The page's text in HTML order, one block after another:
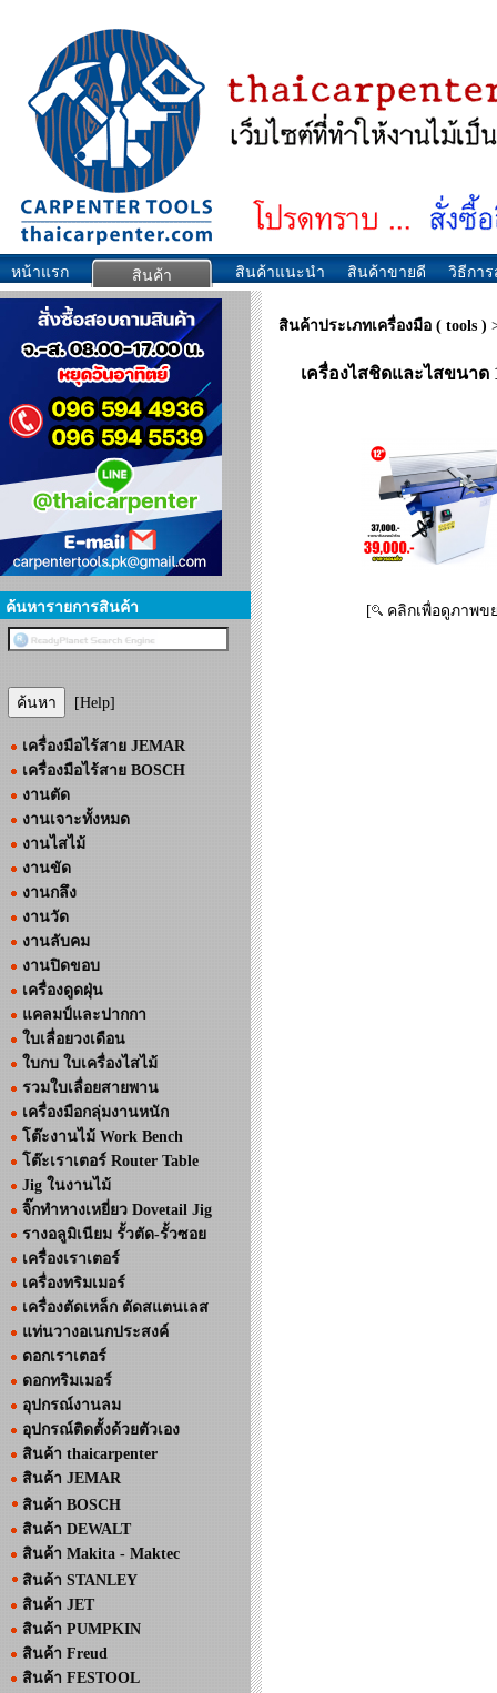
หน้าแรก สินค้า สินค้าแนะนำ สินค้าขายดี วิธีกา
ค้นหารายการสินค้า
[Help]
เครื่องมือไร้สาย JEMAR
เครื่องมือไร้สาย BOSCH
งานตัด
งานเจาะทั้งหมด
งานไสไม้
งานขัด
งานกลึง
งานวัด
งานลับคม
งานปิดขอบ
เครื่องดูดฝุ่น
แคลมป์และปากกา
ใบเลื่อยวงเดือน
ใบกบ ใบเครื่องไสไม้
รวมใบเลื่อยสายพาน
เครื่องมือกลุ่มงานหนัก
โต๊ะงานไม้ Work Bench
โต๊ะเราเตอร์ Router Table
Jig ในงานไม้
จิ๊กทำหางเหยี่ยว Dovetail Jig
รางอลูมิเนียม รั้วตัด-รั้วซอย
เครื่องเราเตอร์
เครื่องทริมเมอร์
เครื่องตัดเหล็ก ตัดสแตนเลส
แท่นวางอเนกประสงค์
ดอกเราเตอร์
ดอกทริมเมอร์
อุปกรณ์งานลม
อุปกรณ์ติดตั้งด้วยตัวเอง
สินค้า thaicarpenter
สินค้า JEMAR
สินค้า BOSCH
สินค้า DEWALT
สินค้า Makita - Maktec
สินค้า STANLEY
สินค้า JET
สินค้า PUMPKIN
สินค้า Freud
สินค้า FESTOOL
สินค้าประเภทเครื่องมือ ( tools )
เครื่องไสชิดและไสขนาด
[ คลิกเพื่อดูภาพข